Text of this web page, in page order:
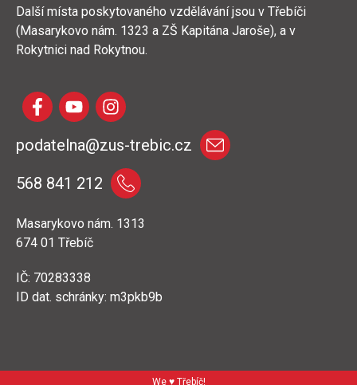
Další místa poskytovaného vzdělávání jsou v Třebíči
(Masarykovo nám. 1323 a ZŠ Kapitána Jaroše), a v
Rokytnici nad Rokytnou.
podatelna@zus-trebic.cz
568 841 212
Masarykovo nám. 1313
674 01 Třebíč
IČ: 70283338
ID dat. schránky: m3pkb9b
We ♥ Třebíč!